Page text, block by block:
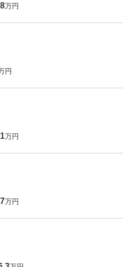
万円
円
万円
万円